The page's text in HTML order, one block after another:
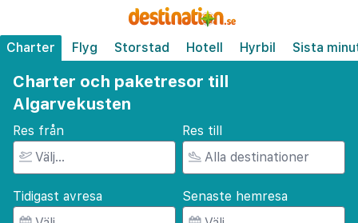
Charter Flyg Storstad Hotell Hyrbil Sista
Charter och paketresor till
Algarvekusten
Res från Res till
Tidigast avresa Senaste hemresa